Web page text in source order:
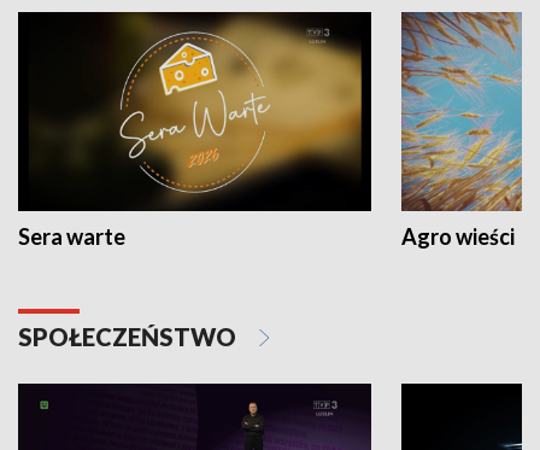
Sera warte Agro wieści
SPOŁECZEŃSTWO